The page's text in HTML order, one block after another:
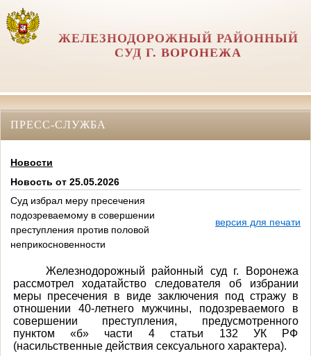
ЖЕЛЕЗНОДОРОЖНЫЙ РАЙОННЫЙ
СУД Г. ВОРОНЕЖА
ПРЕСС-СЛУЖБА
Новости
Новость от 25.05.2026
Суд избрал меру пресечения
подозреваемому в совершении
преступления против половой
неприкосновенности
версия для печати
Железнодорожный районный суд г. Воронежа
рассмотрел ходатайство следователя об избрании
меры пресечения в виде заключения под стражу в
отношении 40-летнего мужчины, подозреваемого в
совершении преступления, предусмотренного
пунктом «б» части 4 статьи 132 УК РФ
(насильственные действия сексуального характера).